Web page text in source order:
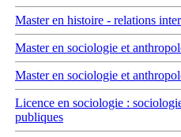
Master en histoire - relations
Master en sociologie et
Master en sociologie et
Licence en sociologie :
publiques